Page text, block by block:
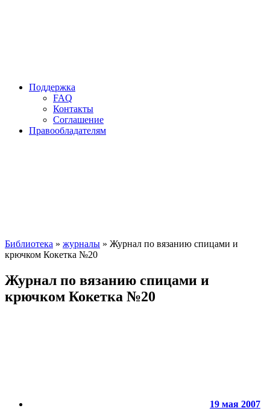
Поддержка
FAQ
Контакты
Соглашение
Правообладателям
Библиотека » журналы » Журнал по вязанию спицами и
крючком Кокетка №20
Журнал по вязанию спицами и
крючком Кокетка №20
19 мая 2007